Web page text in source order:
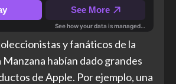
y fanáticos de la
Manzana habían dado grandes
de Apple. Por ejemplo, una